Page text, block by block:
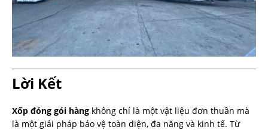
Lời Kết
Xốp đóng gói hàng không chỉ là một vật liệu đơn thuần mà
là một giải pháp bảo vệ toàn diện, đa năng và kinh tế. Từ